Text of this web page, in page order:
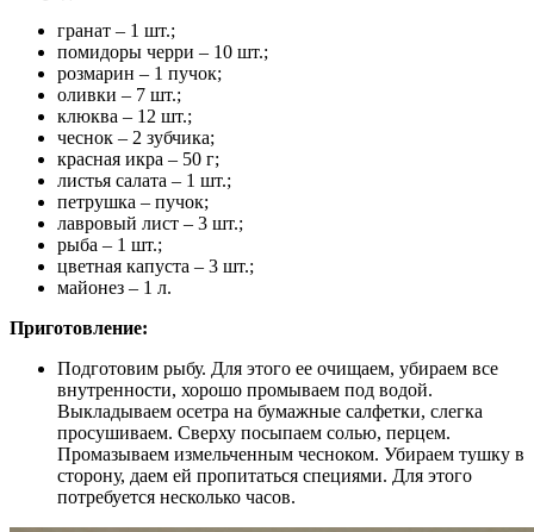
гранат – 1 шт.;
помидоры черри – 10 шт.;
розмарин – 1 пучок;
оливки – 7 шт.;
клюква – 12 шт.;
чеснок – 2 зубчика;
красная икра – 50 г;
листья салата – 1 шт.;
петрушка – пучок;
лавровый лист – 3 шт.;
рыба – 1 шт.;
цветная капуста – 3 шт.;
майонез – 1 л.
Приготовление:
Подготовим рыбу. Для этого ее очищаем, убираем все
внутренности, хорошо промываем под водой.
Выкладываем осетра на бумажные салфетки, слегка
просушиваем. Сверху посыпаем солью, перцем.
Промазываем измельченным чесноком. Убираем тушку в
сторону, даем ей пропитаться специями. Для этого
потребуется несколько часов.